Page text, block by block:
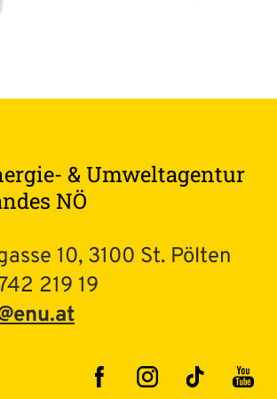
& Umweltagentur
NÖ
10, 3100 St. Pölten
219 19
FacebookInstagram
TikTok